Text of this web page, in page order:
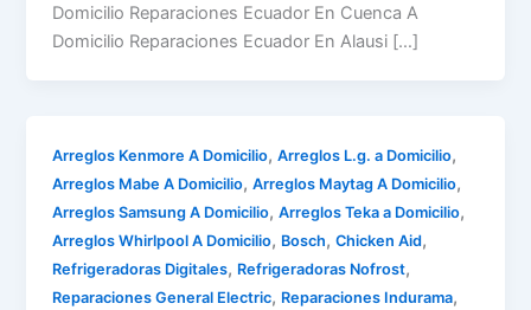
Domicilio Reparaciones Ecuador En Cuenca A
Domicilio Reparaciones Ecuador En Alausi […]
Arreglos Kenmore A Domicilio,Arreglos L.g. a Domicilio,
Arreglos Mabe A Domicilio,Arreglos Maytag A Domicilio,
Arreglos Samsung A Domicilio,Arreglos Teka a Domicilio,
Arreglos Whirlpool A Domicilio, Bosch,Chicken Aid,
Refrigeradoras Digitales, Refrigeradoras Nofrost,
Reparaciones General Electric, Reparaciones Indurama,